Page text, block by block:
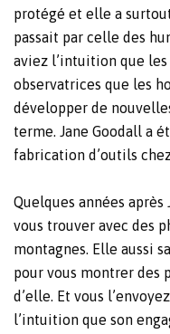
protégé et elle a
passait par celle des
aviez l’intuition que
observatrices que les
développer de
terme. Jane Goodall a
fabrication d’outils
Quelques années après
vous trouver avec des
montagnes. Elle aussi
pour vous montrer des
d’elle. Et vous
l’intuition que son